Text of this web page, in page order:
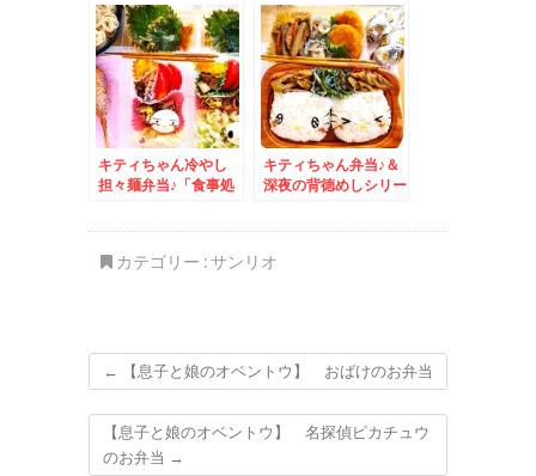
ンダ
キティちゃん冷やし
担々麺弁当♪「食事処
キティちゃん弁当♪＆
深夜の背徳めしシリー
カテゴリー :サンリオ
← 【息子と娘のオベントウ】 おばけのお弁当
【息子と娘のオベントウ】 名探偵ピカチュウ
のお弁当 →